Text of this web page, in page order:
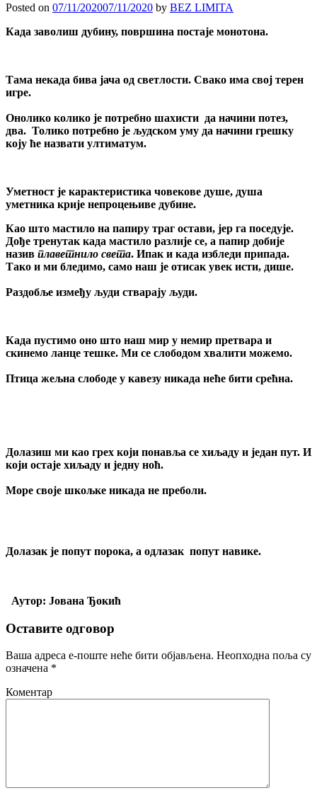
Posted on 07/11/202007/11/2020 by BEZ LIMITA
Када заволиш дубину, површина постаје монотона.
Тама некада бива јача од светлости. Свако има свој терен
игре.
Онолико колико је потребно шахисти да начини потез,
два. Толико потребно је људском уму да начини грешку
коју ће назвати ултиматум.
Уметност је карактеристика човекове душе, душа
уметника крије непроцењиве дубине.
Као што мастило на папиру траг остави, јер га поседује.
Дође тренутак када мастило разлије се, а папир добије
назив плаветнило света. Ипак и када избледи припада.
Тако и ми бледимо, само наш је отисак увек исти, дише.
Раздобље између људи стварају људи.
Када пустимо оно што наш мир у немир претвара и
скинемо ланце тешке. Ми се слободом хвалити можемо.
Птица жељна слободе у кавезу никада неће бити срећна.
Долазиш ми као грех који понавља се хиљаду и један пут. И
који остаје хиљаду и једну ноћ.
Море своје шкољке никада не преболи.
Долазак је попут порока, а одлазак попут навике.
Аутор: Јована Ђокић
Оставите одговор
Ваша адреса е-поште неће бити објављена. Неопходна поља су
означена *
Коментар